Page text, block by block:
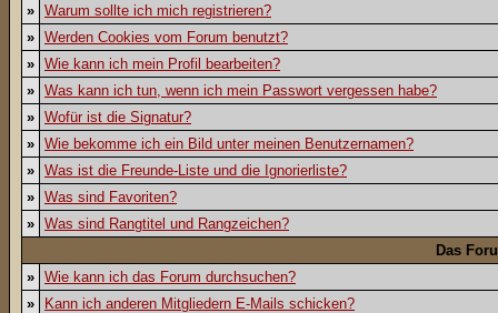
» Warum sollte ich mich registrieren?
» Werden Cookies vom Forum benutzt?
» Wie kann ich mein Profil bearbeiten?
» Was kann ich tun, wenn ich mein Passwort vergessen habe?
» Wofür ist die Signatur?
» Wie bekomme ich ein Bild unter meinen Benutzernamen?
» Was ist die Freunde-Liste und die Ignorierliste?
» Was sind Favoriten?
» Was sind Rangtitel und Rangzeichen?
Das
» Wie kann ich das Forum durchsuchen?
»
Kann ich anderen Mitgliedern E-Mails schicken?